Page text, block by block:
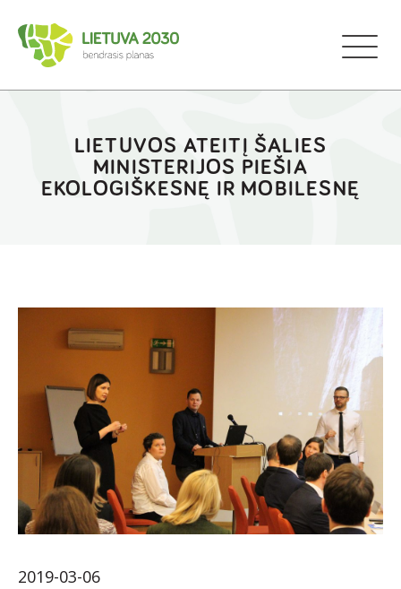
LIETUVOS ATEITĮ ŠALIES
MINISTERIJOS PIEŠIA
EKOLOGIŠKESNĘ IR MOBILESNĘ
2019-03-06